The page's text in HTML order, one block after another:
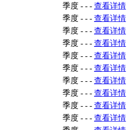
季度 - - - 查看详情
季度 - - - 查看详情
季度 - - - 查看详情
季度 - - - 查看详情
季度 - - - 查看详情
季度 - - - 查看详情
季度 - - - 查看详情
季度 - - - 查看详情
季度 - - - 查看详情
季度 - - - 查看详情